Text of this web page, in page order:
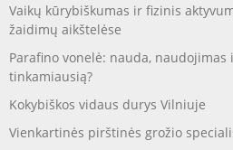
Vaikų kūrybiškumas ir fizinis
žaidimų aikštelėse
Parafino vonelė: nauda,
tinkamiausią?
Kokybiškos vidaus durys Vilniuje
Vienkartinės pirštinės grožio